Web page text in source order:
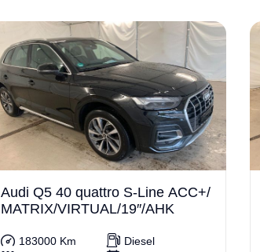
Audi Q5 40 quattro S-Line ACC+/
MATRIX/VIRTUAL/19″/AHK
183000 Km
Diesel